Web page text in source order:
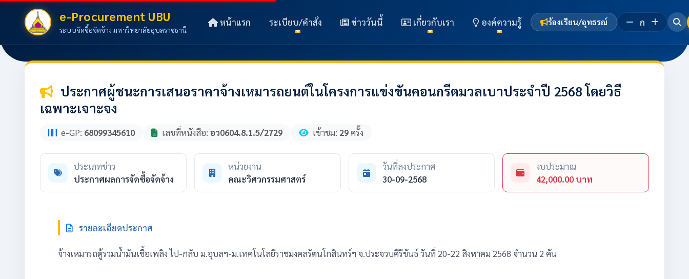
e-Procurement UBU
ระบบจัดซื้อจัดจ้าง มหาวิทยาลัยอุบลราชธานี
หน้าแรก ระเบียบ/คำสั่ง ข่าววันนี้ เกี่ยวกับเรา องค์ความรู้ ร้องเรียน/อุทธรณ์ ก
ประกาศผู้ชนะการเสนอราคาจ้างเหมารถยนต์ในโครงการแข่งขันคอนกรีตมวลเบาประจำปี 2568 โดยวิธี
เฉพาะเจาะจง
e-GP: 68099345610 เลขที่หนังสือ: อว0604.8.1.5/2729 เข้าชม: 29ครั้ง
ประเภทข่าว
ประกาศผลการจัดซื้อจัดจ้าง
หน่วยงาน
คณะวิศวกรรมศาสตร์
วันที่ลงประกาศ
30-09-2568
งบประมาณ
42,000.00 บาท
รายละเอียดประกาศ
จ้างเหมารถตู้รวมน้ำมันเชื้อเพลิง ไป-กลับ ม.อุบลฯ-ม.เทคโนโลยีราชมงคลรัตนโกสินทร์ฯ จ.ประจวบคีรีขันธ์ วันที่ 20-22 สิงหาคม 2568 จำนวน 2 คัน